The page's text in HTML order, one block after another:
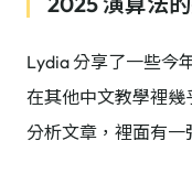
Lydia 分享了一些今
在其他中文教學裡
分析文章，裡面有一